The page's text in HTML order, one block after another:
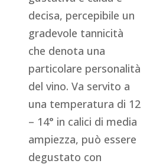
decisa, percepibile un
gradevole tannicità
che denota una
particolare personalità
del vino. Va servito a
una temperatura di 12
– 14° in calici di media
ampiezza, può essere
degustato con